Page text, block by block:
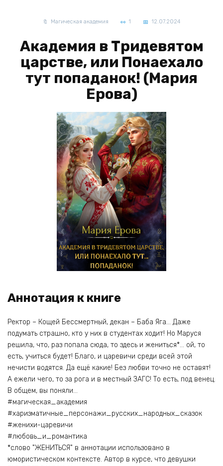
Магическая академия 1 12.07.2024
Академия в Тридевятом
царстве, или Понаехало
тут попаданок! (Мария
Ерова)
Аннотация к книге
Ректор – Кощей Бессмертный, декан – Баба Яга… Даже
подумать страшно, кто у них в студентах ходит! Но Маруся
решила, что, раз попала сюда, то здесь и жениться*… ой, то
есть, учиться будет! Благо, и царевичи среди всей этой
нечисти водятся. Да ещё какие! Без любви точно не оставят!
А ежели чего, то за рога и в местный ЗАГС! То есть, под венец.
В общем, вы поняли…
#магическая_академия
#харизматичные_персонажи_русских_народных_сказок
#женихи-царевичи
#любовь_и_романтика
*слово "ЖЕНИТЬСЯ" в аннотации использовано в
юмористическом контексте. Автор в курсе, что девушки